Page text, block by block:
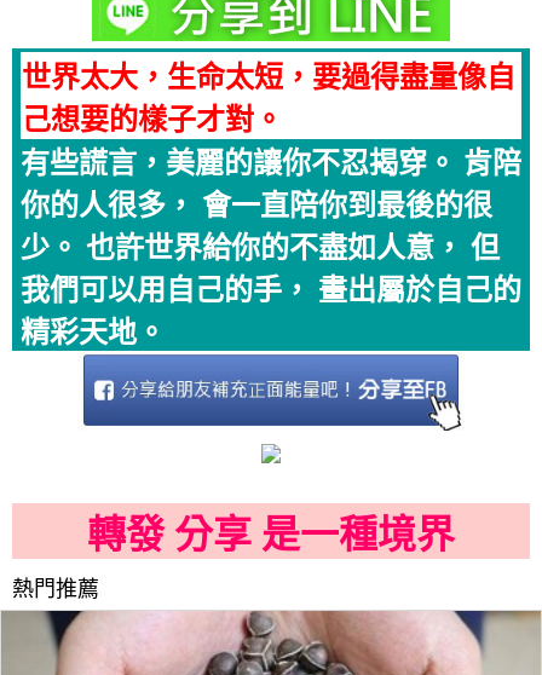
世界太大，生命太短，要過得盡量像自
己想要的樣子才對。
有些謊言，美麗的讓你不忍揭穿。 肯陪
你的人很多， 會一直陪你到最後的很
少。 也許世界給你的不盡如人意， 但
我們可以用自己的手， 畫出屬於自己的
精彩天地。
轉發 分享 是一種境界
熱門推薦